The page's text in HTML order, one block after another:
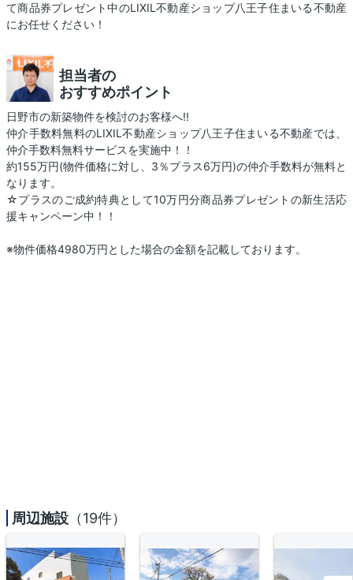
て商品券プレゼント中のLIXIL不動産ショップ八王子住まいる不動産
にお任せください！
担当者の
おすすめポイント
日野市の新築物件を検討のお客様へ!!
仲介手数料無料のLIXIL不動産ショップ八王子住まいる不動産では、
仲介手数料無料サービスを実施中！！
約155万円(物件価格に対し、3％プラス6万円)の仲介手数料が無料と
なります。
☆プラスのご成約特典として10万円分商品券プレゼントの新生活応
援キャンペーン中！！
※物件価格4980万円とした場合の金額を記載しております。
周辺施設 （19件）